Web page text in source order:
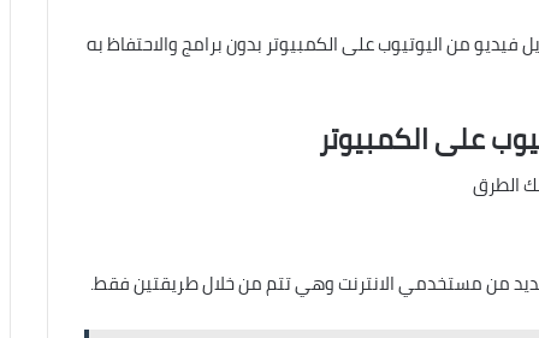
فيديو من اليوتيوب على الكمبيوتر بدون برامج والاحتفاظ به
على الكمبيوتر
الطرق
من مستخدمي الانترنت وهي تتم من خلال طريقتين فقط.